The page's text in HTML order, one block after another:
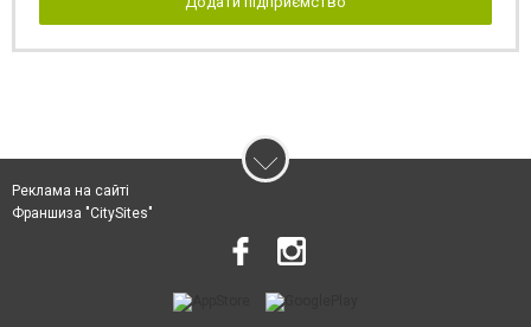
Реклама на сайті
Франшиза "CitySites"